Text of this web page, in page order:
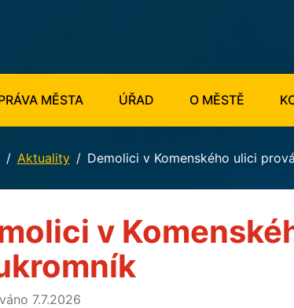
MĚSTA ÚŘAD O MĚSTĚ
Aktuality Demolici v Komenského ulici
v
7.7.2026